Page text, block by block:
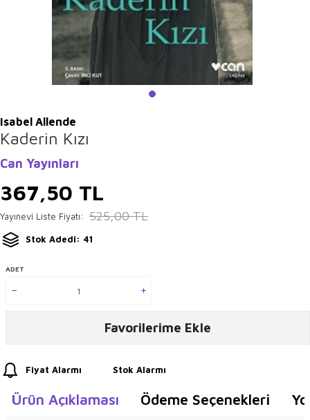
Isabel Allende
Kaderin Kızı
Can Yayınları
367,50 TL
Yayınevi Liste Fiyatı: 525,00TL
Stok Adedi: 41
ADET
Favorilerime Ekle
Fiyat Alarmı Stok Alarmı
Ürün Açıklaması Ödeme Seçenekleri